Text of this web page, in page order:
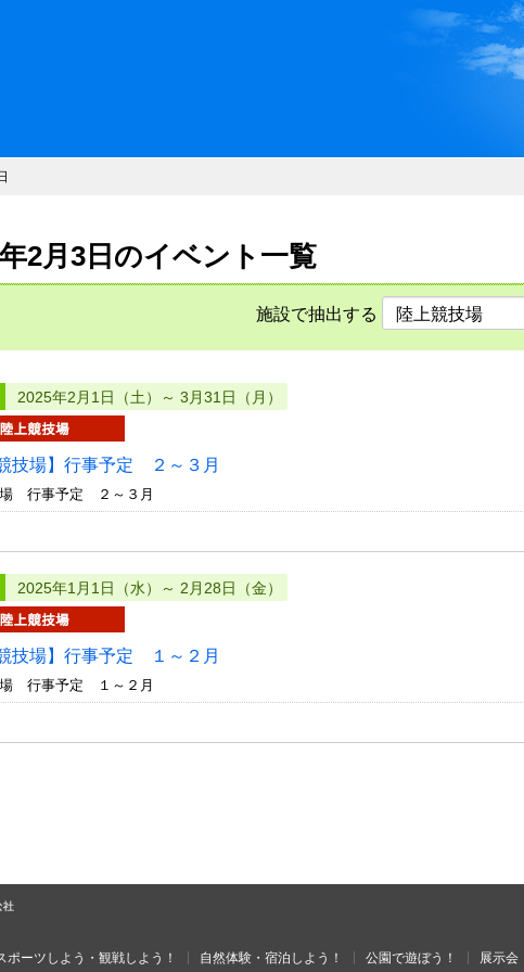
川県県民ふれあい公社 いしか
2月3日のイベント一覧
施設で抽出する
2025年2月1日（土）～ 3月31日（月）
技場】行事予定 ２～３月
場 行事予定 ２～３月
2025年1月1日（水）～ 2月28日（金）
技場】行事予定 １～２月
場 行事予定 １～２月
ポーツしよう・観戦しよう！ 自然体験・宿泊しよう！ 公園で遊ぼう！ 展示会